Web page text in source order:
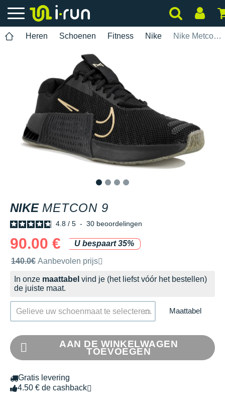
Heren Schoenen Fitness Nike Nike Metcon 9
NIKE METCON 9
4.8 / 5 - 30 beoordelingen
90.00 €
U bespaart 35%
Door het merk aanbevolen verkoopprijs
140.0€ Aanbevolen prijs
In onze maattabel vind je (het liefst vóór het bestellen)
de juiste maat.
Gelieve uw schoenmaat te selecteren. Maattabel
AAN DE WINKELWAGEN
TOEVOEGEN
Gratis levering
4.50 € de cashback